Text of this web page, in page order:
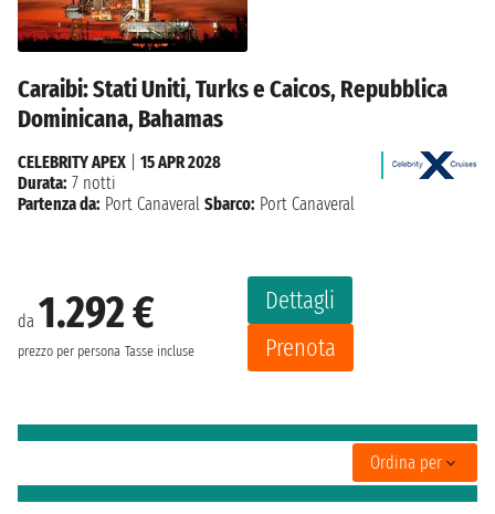
Caraibi: Stati Uniti, Turks e Caicos, Repubblica
Dominicana, Bahamas
da 1.292 €
prezzo per persona Tasse incluse
Dettagli
Prenota
CELEBRITY APEX
15 APR 2028
Durata: 7 notti
Partenza da: Port Canaveral Sbarco: Port Canaveral
Ordina per